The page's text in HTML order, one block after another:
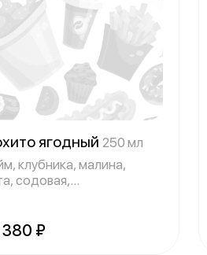
ягодный 250 мл
клубника, малина,
содовая,
380 ₽